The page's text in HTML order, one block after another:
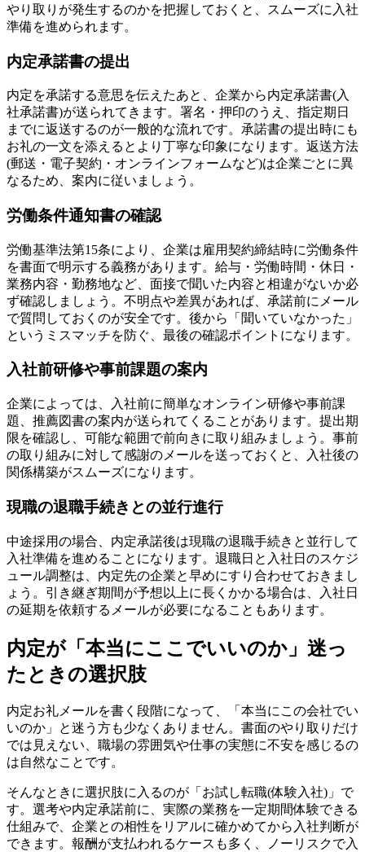
やり取りが発生するのかを把握しておくと、スムーズに入社
準備を進められます。
内定承諾書の提出
内定を承諾する意思を伝えたあと、企業から内定承諾書(入
社承諾書)が送られてきます。署名・押印のうえ、指定期日
までに返送するのが一般的な流れです。承諾書の提出時にも
お礼の一文を添えるとより丁寧な印象になります。返送方法
(郵送・電子契約・オンラインフォームなど)は企業ごとに異
なるため、案内に従いましょう。
労働条件通知書の確認
労働基準法第15条により、企業は雇用契約締結時に労働条件
を書面で明示する義務があります。給与・労働時間・休日・
業務内容・勤務地など、面接で聞いた内容と相違がないか必
ず確認しましょう。不明点や差異があれば、承諾前にメール
で質問しておくのが安全です。後から「聞いていなかった」
というミスマッチを防ぐ、最後の確認ポイントになります。
入社前研修や事前課題の案内
企業によっては、入社前に簡単なオンライン研修や事前課
題、推薦図書の案内が送られてくることがあります。提出期
限を確認し、可能な範囲で前向きに取り組みましょう。事前
の取り組みに対して感謝のメールを送っておくと、入社後の
関係構築がスムーズになります。
現職の退職手続きとの並行進行
中途採用の場合、内定承諾後は現職の退職手続きと並行して
入社準備を進めることになります。退職日と入社日のスケジ
ュール調整は、内定先の企業と早めにすり合わせておきまし
ょう。引き継ぎ期間が予想以上に長くかかる場合は、入社日
の延期を依頼するメールが必要になることもあります。
内定が「本当にここでいいのか」迷っ
たときの選択肢
内定お礼メールを書く段階になって、「本当にこの会社でい
いのか」と迷う方も少なくありません。書面のやり取りだけ
では見えない、職場の雰囲気や仕事の実態に不安を感じるの
は自然なことです。
そんなときに選択肢に入るのが「お試し転職(体験入社)」で
す。選考や内定承諾前に、実際の業務を一定期間体験できる
仕組みで、企業との相性をリアルに確かめてから入社判断が
できます。報酬が支払われるケースも多く、ノーリスクで入